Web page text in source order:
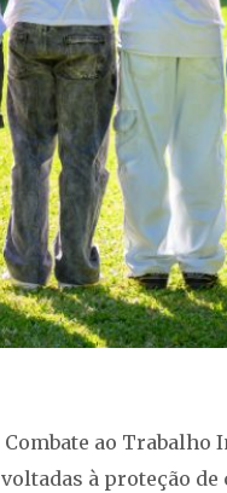
Combate ao
à proteção